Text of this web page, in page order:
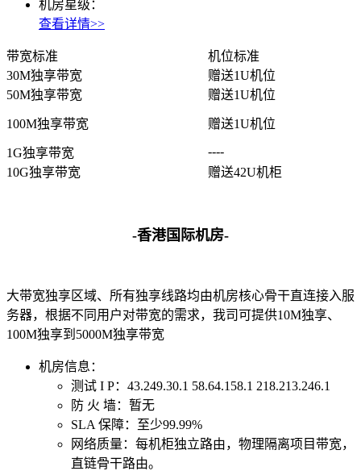
联系方式
企业文化
机房星级：
查看详情>>
带宽标准
机位标准
30M独享带宽
赠送1U机位
50M独享带宽
赠送1U机位
100M独享带宽 赠送1U机位
1G独享带宽
----
10G独享带宽
赠送42U机柜
-香港国际机房-
大带宽独享区域、所有独享线路均由机房核心骨干直连接入服
务器，根据不同用户对带宽的需求，我司可提供10M独享、
100M独享到 5000M独享带宽
机房信息：
测试 I P：43.249.30.1 58.64.158.1 218.213.246.1
防 火 墙： 暂无
SLA 保障： 至少99.99%
网络质量： 每机柜独立路由，物理隔离项目带宽，
直链骨干路由。